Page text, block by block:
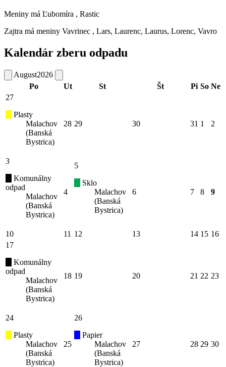
Meniny má Ľubomíra , Rastic
Zajtra má meniny Vavrinec , Lars, Laurenc, Laurus, Lorenc, Vavro
Kalendár zberu odpadu
August2026
Po
Ut St Št Pi So Ne
27
Plasty
Malachov
(Banská
Bystrica)
28 29 30 31 1 2
3
Komunálny
odpad
Malachov
(Banská
Bystrica)
4
5
Sklo
Malachov
(Banská
Bystrica)
6 7 8 9
10 11 12 13 14 15 16
17
Komunálny
odpad
Malachov
(Banská
Bystrica)
18 19 20 21 22 23
24
Plasty
Malachov
(Banská
Bystrica)
25
26
Papier
Malachov
(Banská
Bystrica)
27 28 29 30